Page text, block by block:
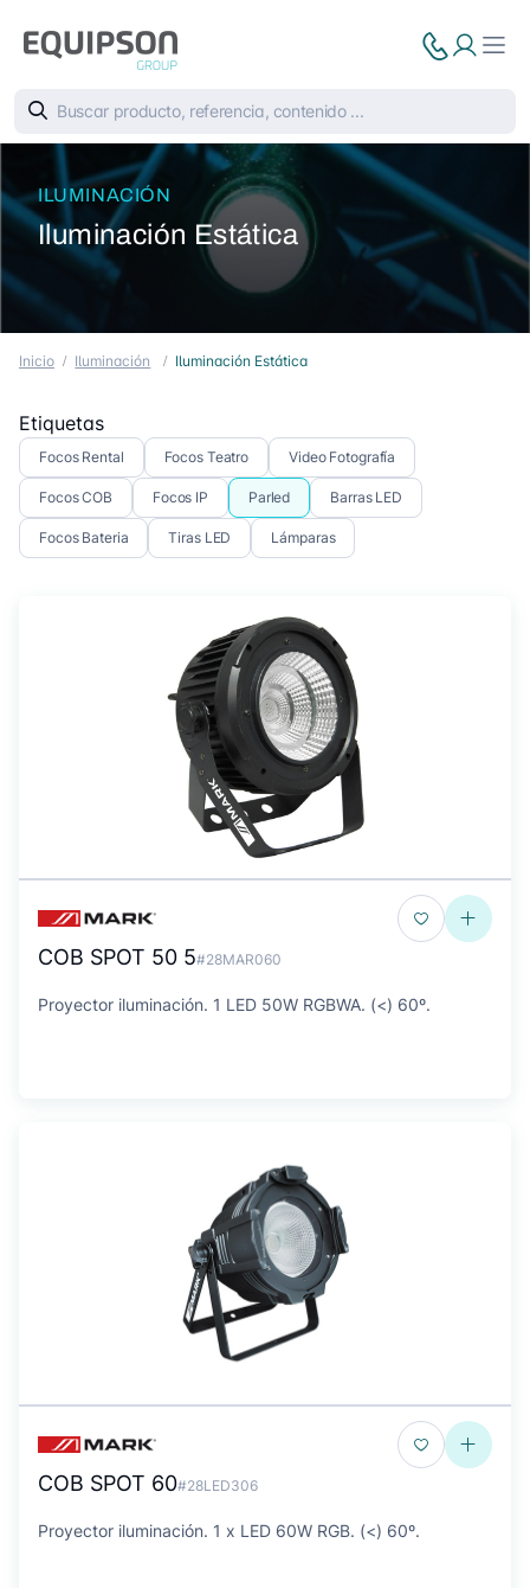
ILUMINACIÓN
Iluminación Estática
Inicio Iluminación Iluminación Estática
Etiquetas
Focos Rental Focos Teatro Video Fotografía
Focos COB Focos IP Parled Barras LED
Focos Bateria Tiras LED Lámparas
COB SPOT 50 5#28MAR060
Proyector iluminación. 1 LED 50W RGBWA. (<) 60º.
COB SPOT 60#28LED306
Proyector iluminación. 1 x LED 60W RGB. (<) 60º.